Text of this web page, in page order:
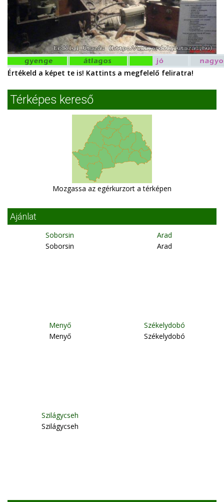
Értékeld a képet te is! Kattints a megfelelő feliratra!
Térképes kereső
Mozgassa az egérkurzort a térképen
Ajánlat
Soborsin
Soborsin
Arad
Arad
Menyő
Menyő
Székelydobó
Székelydobó
Szilágycseh
Szilágycseh